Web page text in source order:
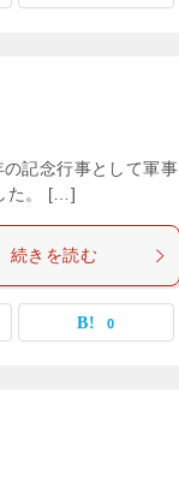
記念行事として軍事
た。 […]
続きを読む
0